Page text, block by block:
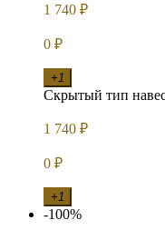
1 740 ₽
0 ₽
+1
Скрытый тип
1 740 ₽
0 ₽
+1
-100%